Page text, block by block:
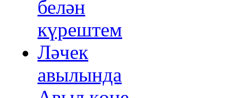
белән
күрештем
Ләчек
авылында